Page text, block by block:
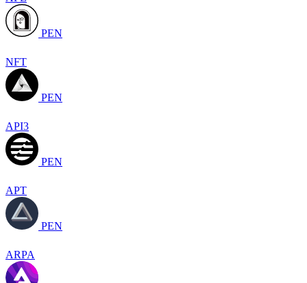
PEN
NFT
PEN
API3
PEN
APT
PEN
ARPA